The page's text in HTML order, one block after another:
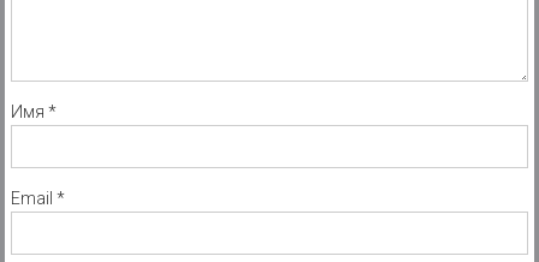
Имя *
Email *